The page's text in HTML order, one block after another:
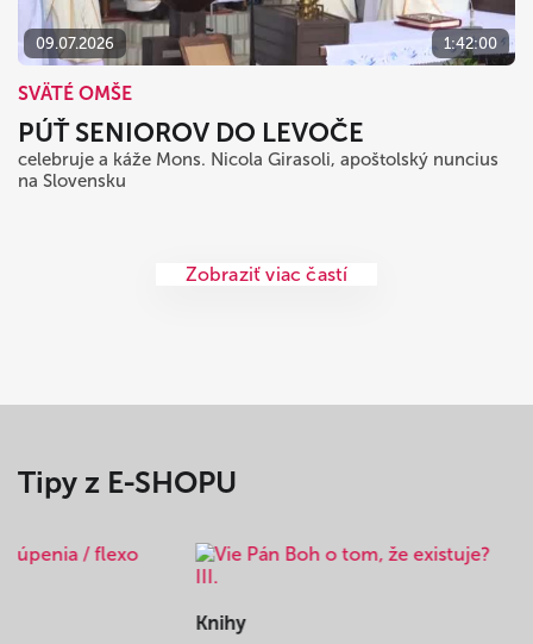
09.07.2026 1:42:00
SVÄTÉ OMŠE
PÚŤ SENIOROV DO LEVOČE
celebruje a káže Mons. Nicola Girasoli, apoštolský nuncius
na Slovensku
Zobraziť viac častí
Tipy z E-SHOPU
Knihy